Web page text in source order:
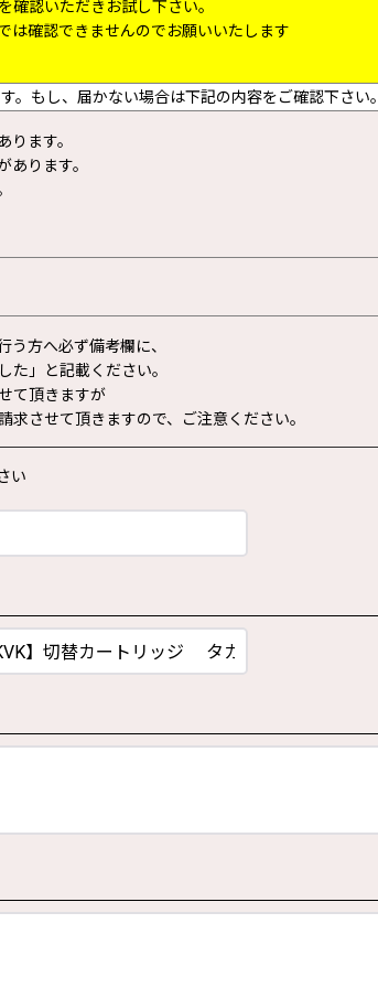
確認いただきお試し下さい。
は確認できませんのでお願いいたします
。もし、届かない場合は下記の内容をご確認下さい。
ります。
あります。
う方へ必ず備考欄に、
た」と記載ください。
て頂きますが
求させて頂きますので、ご注意ください。
い